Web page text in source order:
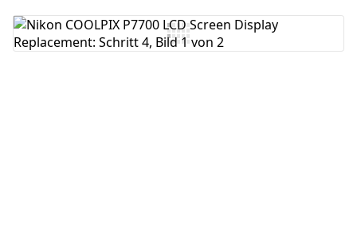
Kommentar hinzufügen